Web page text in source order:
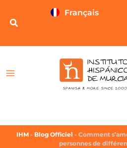
Français
IHM - Blog Officiel - Comment
personnes de